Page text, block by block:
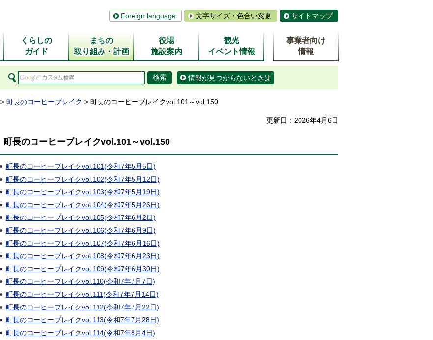
Foreign language 文字サイズ・色合い変更 サイトマップ
くらしの
ガイド
まちの
取り組み・計画
役場
施設案内
観光
イベント情報
事業者向け
情報
情報が見つからないときは
> 町長のコーヒーブレイク > 町長のコーヒーブレイクvol.101～vol.150
更新日：2026年4月6日
町長のコーヒーブレイクvol.101～vol.150
町長のコーヒーブレイクvol.101(令和7年5月5日)
町長のコーヒーブレイクvol.102(令和7年5月12日)
町長のコーヒーブレイクvol.103(令和7年5月19日)
町長のコーヒーブレイクvol.104(令和7年5月26日)
町長のコーヒーブレイクvol.105(令和7年6月2日)
町長のコーヒーブレイクvol.106(令和7年6月9日)
町長のコーヒーブレイクvol.107(令和7年6月16日)
町長のコーヒーブレイクvol.108(令和7年6月23日)
町長のコーヒーブレイクvol.109(令和7年6月30日)
町長のコーヒーブレイクvol.110(令和7年7月7日)
町長のコーヒーブレイクvol.111(令和7年7月14日)
町長のコーヒーブレイクvol.112(令和7年7月22日)
町長のコーヒーブレイクvol.113(令和7年7月28日)
町長のコーヒーブレイクvol.114(令和7年8月4日)